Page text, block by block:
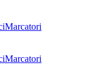
Marcatori
Marcatori